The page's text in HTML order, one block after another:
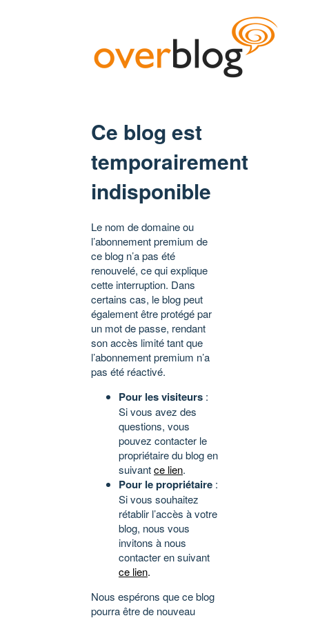
Ce blog est
temporairement
indisponible
Le nom de domaine ou
l’abonnement premium de
ce blog n’a pas été
renouvelé, ce qui explique
cette interruption. Dans
certains cas, le blog peut
également être protégé par
un mot de passe, rendant
son accès limité tant que
l’abonnement premium n’a
pas été réactivé.
Pour les visiteurs :
Si vous avez des
questions, vous
pouvez contacter le
propriétaire du blog en
suivantce lien.
Pour le propriétaire :
Si vous souhaitez
rétablir l’accès à votre
blog, nous vous
invitons à nous
contacter en suivant
ce lien.
Nous espérons que ce blog
pourra être de nouveau